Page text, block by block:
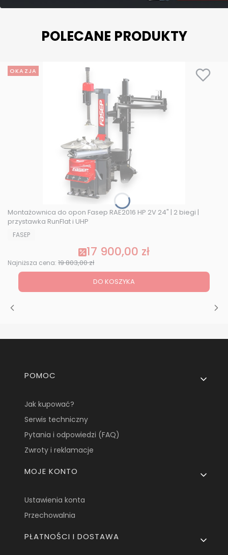
POLECANE PRODUKTY
OKAZJA
Montażownica do opon Fasep RAE2016 HP 2V 24" | 2 biegi |
przystawka RunFlat i UHP
PRODUCENT
FASEP
Cena promocyjna
17 900,00 zł
Najniższa cena: 19 803,00 zł
DO KOSZYKA
Linki w stopce
POMOC
Jak kupować?
Serwis techniczny
Pytania i odpowiedzi (FAQ)
Zwroty i reklamacje
MOJE KONTO
Ustawienia konta
Przechowalnia
PŁATNOŚCI I DOSTAWA